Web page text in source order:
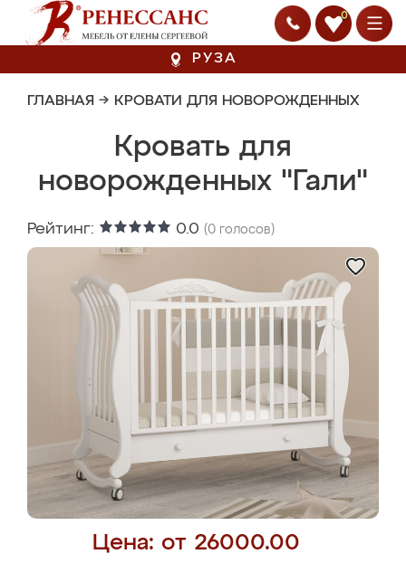
0
РУЗА
ГЛАВНАЯ → КРОВАТИ ДЛЯ НОВОРОЖДЕННЫХ
Кровать для
новорожденных "Гали"
Рейтинг: 0.0 (0 голосов)
Цена: от 26000.00